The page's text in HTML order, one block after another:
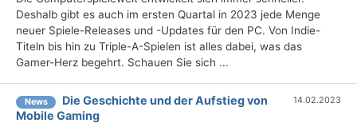
Deshalb gibt es auch im ersten Quartal in 2023 jede Menge
neuer Spiele-Releases und -Updates für den PC. Von Indie-
Titeln bis hin zu Triple-A-Spielen ist alles dabei, was das
Gamer-Herz begehrt. Schauen Sie sich ...
News
Die Geschichte und der Aufstieg von
Mobile Gaming
14.02.2023